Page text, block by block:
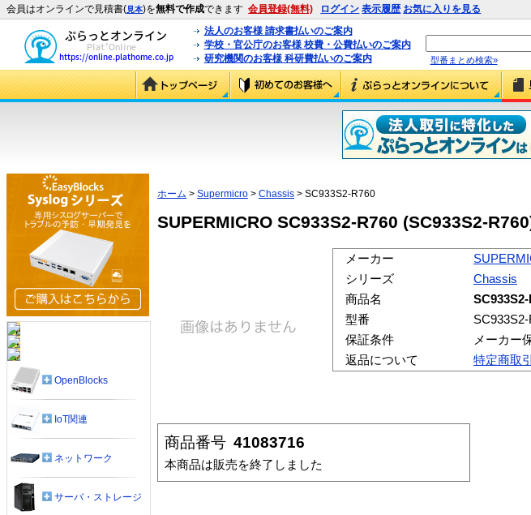
会員はオンラインで見積書(見本)を無料で作成できます 会員登録(無料) ログイン 表示履歴 お気に入りを見る
法人のお客様 請求書払いのご案内
学校・官公庁のお客様 校費・公費払いのご案内
研究機関のお客様 科研費払いのご案内
型番まとめ検索»
ホーム > Supermicro > Chassis > SC933S2-R760
SUPERMICRO SC933S2-R760 (SC933S2-
メーカー
シリーズ
Chassis
商品名
SC933S2-
型番
保証条件
メーカー
返品について
特定商取
商品番号 41083716
本商品は販売を終了しました
OpenBlocks
IoT関連
ネットワーク
サーバ・ストレージ